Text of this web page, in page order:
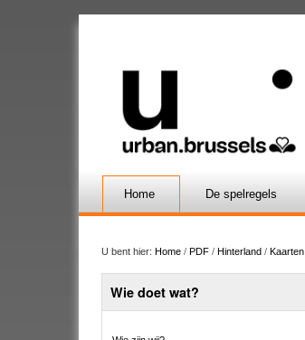
Home De spelregels
U bent hier: Home / PDF / Hinterland / Kaarten
Wie doet wat?